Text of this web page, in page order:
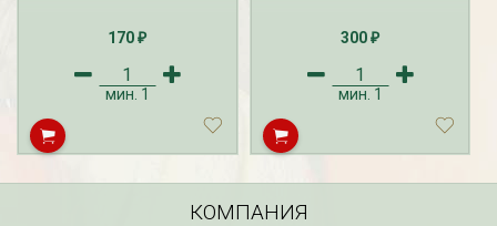
170₽
мин. 1
300₽
мин. 1
КОМПАНИЯ